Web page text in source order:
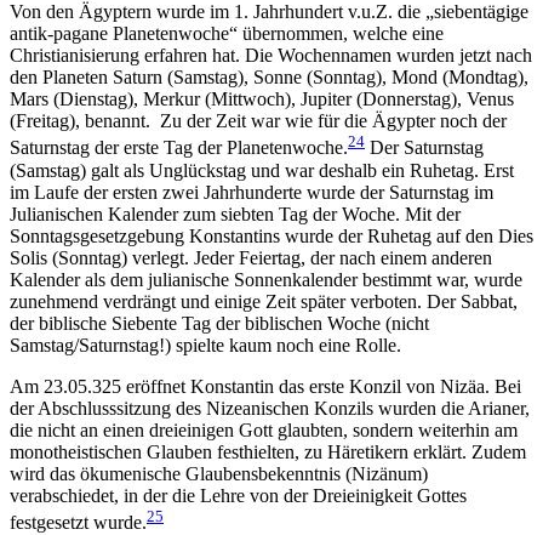
Von den Ägyptern wurde im 1. Jahrhundert v.u.Z. die „siebentägige
antik-pagane Planetenwoche“ übernommen, welche eine
Christianisierung erfahren hat. Die Wochennamen wurden jetzt nach
den Planeten Saturn (Samstag), Sonne (Sonntag), Mond (Mondtag),
Mars (Dienstag), Merkur (Mittwoch), Jupiter (Donnerstag), Venus
(Freitag), benannt. Zu der Zeit war wie für die Ägypter noch der
Saturnstag der erste Tag der Planetenwoche.24 Der Saturnstag
(Samstag) galt als Unglückstag und war deshalb ein Ruhetag. Erst
im Laufe der ersten zwei Jahrhunderte wurde der Saturnstag im
Julianischen Kalender zum siebten Tag der Woche. Mit der
Sonntagsgesetzgebung Konstantins wurde der Ruhetag auf den Dies
Solis (Sonntag) verlegt. Jeder Feiertag, der nach einem anderen
Kalender als dem julianische Sonnenkalender bestimmt war, wurde
zunehmend verdrängt und einige Zeit später verboten. Der Sabbat,
der biblische Siebente Tag der biblischen Woche (nicht
Samstag/Saturnstag!) spielte kaum noch eine Rolle.
Am 23.05.325 eröffnet Konstantin das erste Konzil von Nizäa. Bei
der Abschlusssitzung des Nizeanischen Konzils wurden die Arianer,
die nicht an einen dreieinigen Gott glaubten, sondern weiterhin am
monotheistischen Glauben festhielten, zu Häretikern erklärt. Zudem
wird das ökumenische Glaubensbekenntnis (Nizänum)
verabschiedet, in der die Lehre von der Dreieinigkeit Gottes
festgesetzt wurde.25